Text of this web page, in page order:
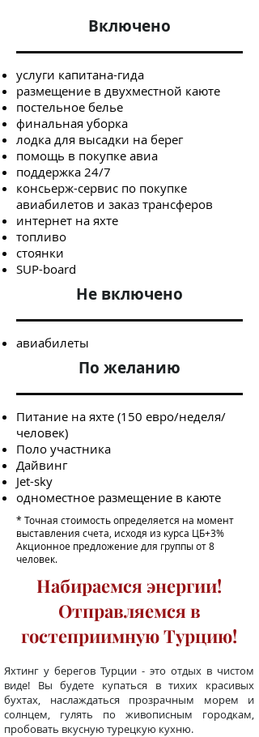
Включено
услуги капитана-гида
размещение в двухместной каюте
постельное белье
финальная уборка
лодка для высадки на берег
помощь в покупке авиа
поддержка 24/7
консьерж-сервис по покупке
авиабилетов и заказ трансферов
интернет на яхте
топливо
стоянки
SUP-board
Не включено
авиабилеты
По желанию
Питание на яхте (150 евро/неделя/
человек)
Поло участника
Дайвинг
Jet-sky
одноместное размещение в каюте
* Точная стоимость определяется на момент
выставления счета, исходя из курса ЦБ+3%
Акционное предложение для группы от 8
человек.
Набираемся энергии!
Отправляемся в
гостеприимную Турцию!
Яхтинг у берегов Турции - это отдых в чистом
виде! Вы будете купаться в тихих красивых
бухтах, наслаждаться прозрачным морем и
солнцем, гулять по живописным городкам,
пробовать вкусную турецкую кухню.